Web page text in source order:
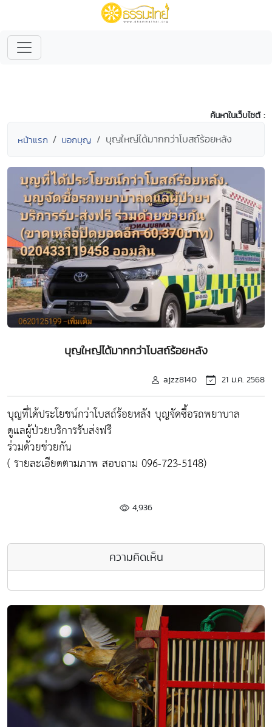
ค้นหาในเว็บไซต์ :
หน้าแรก บอกบุญ บุญใหญ่ได้มากกว่าโบสถ์ร้อยหลัง
บุญใหญ่ได้มากกว่าโบสถ์ร้อยหลัง
ajzz8140 21 ม.ค. 2568
บุญที่ได้ประโยชน์กว่าโบสถ์ร้อยหลัง บุญจัดซื้อรถพยาบาล
ดูแลผู้ป่วยบริการรับส่งฟรี
ร่วมด้วยช่วยกัน
( รายละเอียดตามภาพ สอบถาม 096-723-5148)
4,936
ความคิดเห็น